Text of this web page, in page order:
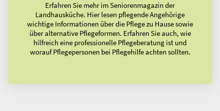
Erfahren Sie mehr im Seniorenmagazin der
Landhausküche. Hier lesen pflegende Angehörige
wichtige Informationen über die Pflege zu Hause sowie
über alternative Pflegeformen. Erfahren Sie auch, wie
hilfreich eine professionelle Pflegeberatung ist und
worauf Pflegepersonen bei Pflegehilfe achten sollten.